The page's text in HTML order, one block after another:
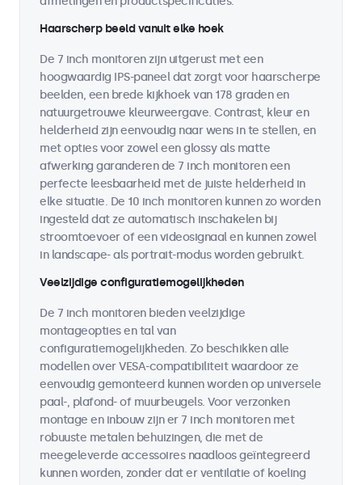
Haarscherp beeld vanuit elke hoek
De 7 inch monitoren zijn uitgerust met een
hoogwaardig IPS-paneel dat zorgt voor haarscherpe
beelden, een brede kijkhoek van 178 graden en
natuurgetrouwe kleurweergave. Contrast, kleur en
helderheid zijn eenvoudig naar wens in te stellen, en
met opties voor zowel een glossy als matte
afwerking garanderen de 7 inch monitoren een
perfecte leesbaarheid met de juiste helderheid in
elke situatie. De 10 inch monitoren kunnen zo worden
ingesteld dat ze automatisch inschakelen bij
stroomtoevoer of een videosignaal en kunnen zowel
in landscape- als portrait-modus worden gebruikt.
Veelzijdige configuratiemogelijkheden
De 7 inch monitoren bieden veelzijdige
montageopties en tal van
configuratiemogelijkheden. Zo beschikken alle
modellen over VESA-compatibiliteit waardoor ze
eenvoudig gemonteerd kunnen worden op universele
paal-, plafond- of muurbeugels. Voor verzonken
montage en inbouw zijn er 7 inch monitoren met
robuuste metalen behuizingen, die met de
meegeleverde accessoires naadloos geïntegreerd
kunnen worden, zonder dat er ventilatie of koeling